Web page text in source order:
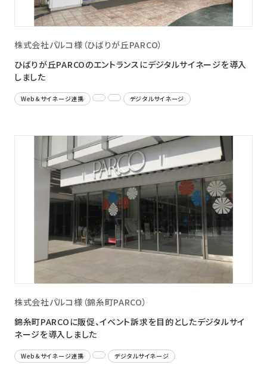
株式会社パルコ様（ひばりが丘PARCO）
ひばりが丘PARCOのエントランスにデジタルサイネージを導入
しました
Web＆サイネージ連携 デジタルサイネージ
株式会社パルコ様（錦糸町PARCO）
錦糸町PARCOに販促、イベント訴求を目的としたデジタルサイ
ネージを導入しました
Web＆サイネージ連携 デジタルサイネージ